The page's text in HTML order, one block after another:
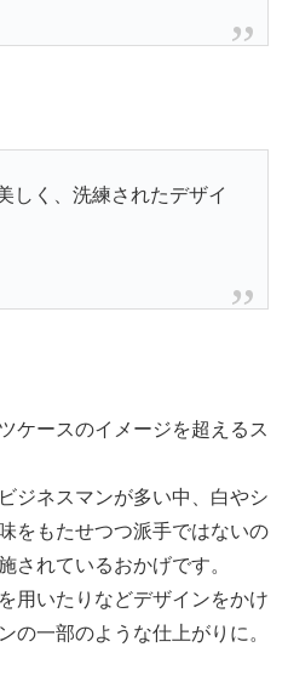
しく、洗練されたデザイ
ケースのイメージを超えるス
ジネスマンが多い中、白やシ
をもたせつつ派手ではないの
されているおかげです。
用いたりなどデザインをかけ
の一部のような仕上がりに。